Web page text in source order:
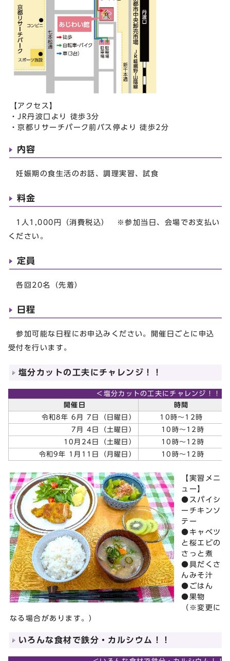
【アクセス】
・JR丹波口より 徒歩3分
・京都リサーチパーク前バス停より 徒歩2分
内容
妊娠期の食生活のお話、調理実習、試食
料金
1人1,000円（消費税込） ※参加当日、会場でお支払い
ください。
定員
各回20名（先着）
日程
参加可能な日程にお申込みください。開催日ごとに申込
受付を行います。
塩分カットの工夫にチャレンジ！！
＜塩分カットの工夫にチャレンジ！！＞
開催日
時間
令和8年 6月 7日（日曜日）
10時～12時
7月 4日（土曜日）
10時～12時
10月24日（土曜日）
10時～12時
令和9年 1月11日（月曜日）
10時～12時
【実習メニ
ュー】
●スパイシ
ーチキンソ
テー
●キャベツ
と桜エビの
さっと煮
●具だくさ
んみそ汁
●ごはん
●果物
（※変更に
なる場合があります。）
いろんな食材で鉄分・カルシウム！！